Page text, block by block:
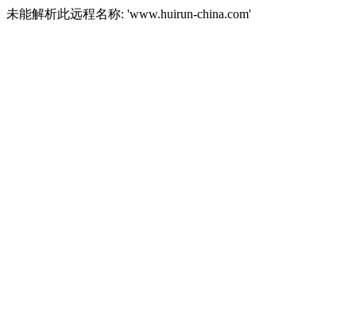
未能解析此远程名称: 'www.huirun-china.com'